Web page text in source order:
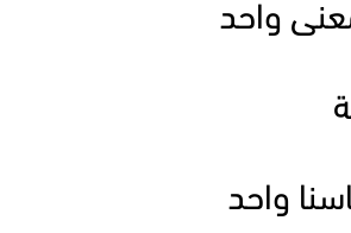
واحد
واحد